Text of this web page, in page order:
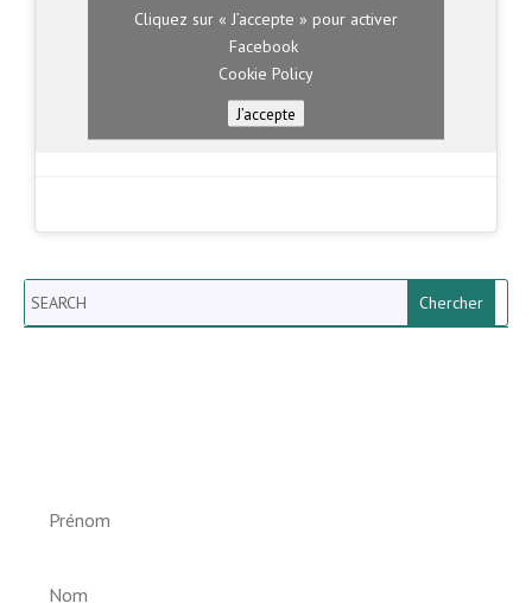
Cliquez sur « J’accepte » pour activer
Facebook
Cookie Policy
J’accepte
Search